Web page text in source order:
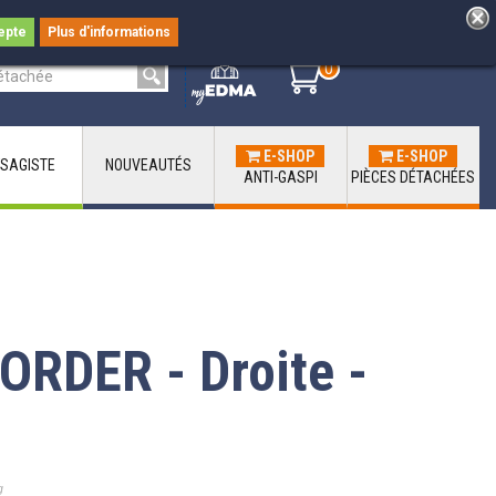
0
0
Plus d'informations
NOUVEAUTÉS
E-SHOP
ANTI-GASPI
E-SHOP
PIÈCES DÉTACHÉES
- Droite -